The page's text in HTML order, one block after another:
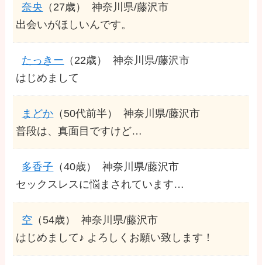
奈央 （27歳）
神奈川県/藤沢市
出会いがほしいんです。
たっきー （22歳）
神奈川県/藤沢市
はじめまして
まどか （50代前半）
神奈川県/藤沢市
普段は、真面目ですけど…
多香子 （40歳）
神奈川県/藤沢市
セックスレスに悩まされています…
空 （54歳）
神奈川県/藤沢市
はじめまして♪ よろしくお願い致します！